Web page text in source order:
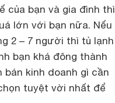
của bạn và gia đình thì
lớn với bạn nữa. Nếu
2 – 7 người thì tủ lạnh
bạn khá đông thành
kinh doanh gì cần
tuyệt vời nhất để